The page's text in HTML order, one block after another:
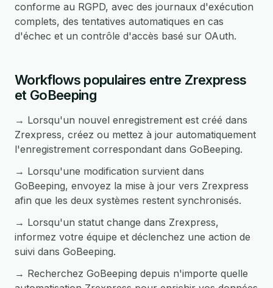
conforme au RGPD, avec des journaux d'exécution
complets, des tentatives automatiques en cas
d'échec et un contrôle d'accès basé sur OAuth.
Workflows populaires entre Zrexpress
et GoBeeping
→ Lorsqu'un nouvel enregistrement est créé dans
Zrexpress, créez ou mettez à jour automatiquement
l'enregistrement correspondant dans GoBeeping.
→ Lorsqu'une modification survient dans
GoBeeping, envoyez la mise à jour vers Zrexpress
afin que les deux systèmes restent synchronisés.
→ Lorsqu'un statut change dans Zrexpress,
informez votre équipe et déclenchez une action de
suivi dans GoBeeping.
→ Recherchez GoBeeping depuis n'importe quelle